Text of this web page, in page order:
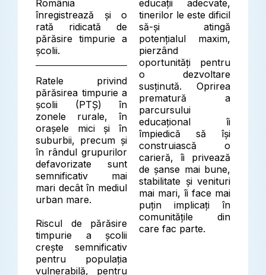
România
înregistrează și o
rată ridicată de
părăsire timpurie a
școlii.
Ratele privind
părăsirea timpurie a
școlii (PTȘ) în
zonele rurale, în
orașele mici și în
suburbii, precum și
în rândul grupurilor
defavorizate sunt
semnificativ mai
mari decât în mediul
urban mare.
Riscul de părăsire
timpurie a școlii
crește semnificativ
pentru populația
vulnerabilă, pentru
educații adecvate,
tinerilor le este dificil
să-și atingă
potențialul maxim,
pierzând
oportunități pentru
o dezvoltare
susținută. Oprirea
prematură a
parcursului
educațional îi
împiedică să își
construiască o
carieră, îi privează
de șanse mai bune,
stabilitate și venituri
mai mari, îi face mai
puțin implicați în
comunitățile din
care fac parte.